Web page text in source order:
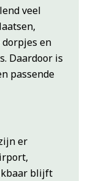
veel
en
Daardoor is
passende
er
blijft